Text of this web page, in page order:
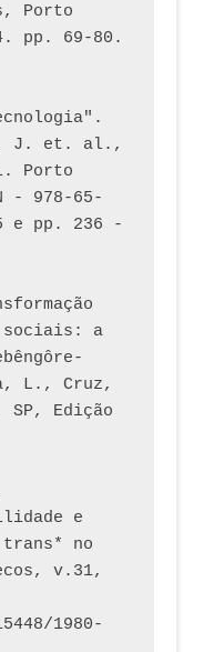
Porto
J. et. al.,
Porto
- 978-65-
e pp. 236 -
a
L., Cruz,
Edição
e
trans* no
v.31,
1980-